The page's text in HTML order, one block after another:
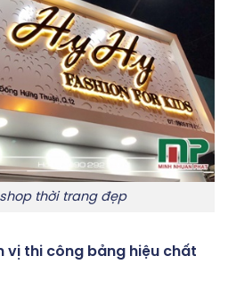
thời trang đẹp
vị thi công bảng hiệu chất